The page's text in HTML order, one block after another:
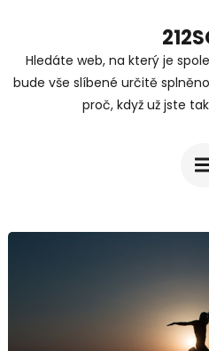
obsahHledáte web, na který je
bude vše slíbené určitě
proč, když už jste